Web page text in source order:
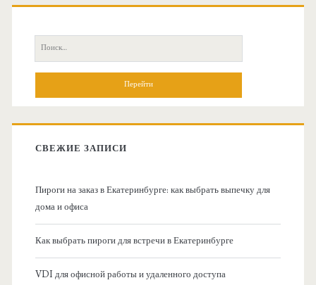
П
о
:
СВЕЖИЕ ЗАПИСИ
Пироги на заказ в Екатеринбурге: как выбрать выпечку для
дома и офиса
Как выбрать пироги для встречи в Екатеринбурге
VDI для офисной работы и удаленного доступа